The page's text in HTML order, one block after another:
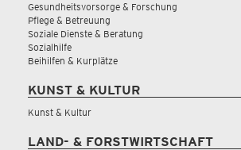
Gesundheitsvorsorge & Forschung
Pflege & Betreuung
Soziale Dienste & Beratung
Sozialhilfe
Beihilfen & Kurplätze
KUNST & KULTUR
Kunst & Kultur
LAND- & FORSTWIRTSCHAFT